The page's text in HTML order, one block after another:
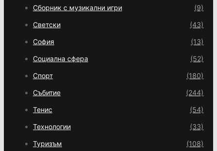
Сборник с музикални игри (9)
Светски (43)
София (13)
Социална сфера (52)
Спорт (180)
Събитие (244)
Тенис (54)
Технологии (33)
Туризъм (108)